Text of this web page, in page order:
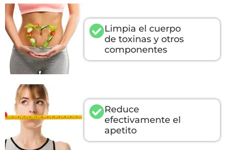
Limpia el cuerpo
de toxinas y otros
componentes
Reduce
efectivamente el
apetito